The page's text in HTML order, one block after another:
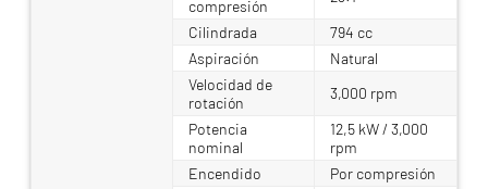
compresión
Cilindrada
794 cc
Aspiración
Natural
Velocidad de
rotación
3,000 rpm
Potencia
nominal
12,5 kW / 3,000
rpm
Encendido
Por compresión